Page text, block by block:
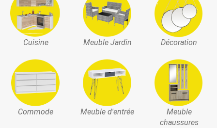
Cuisine Meuble Jardin Décoration
Commode Meuble d'entrée
Meuble
chaussures